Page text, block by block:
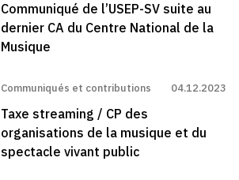
Communiqué de l’USEP-SV suite au
dernier CA du Centre National de la
Musique
Communiqués et contributions 04.12.2023
Taxe streaming / CP des
organisations de la musique et du
spectacle vivant public